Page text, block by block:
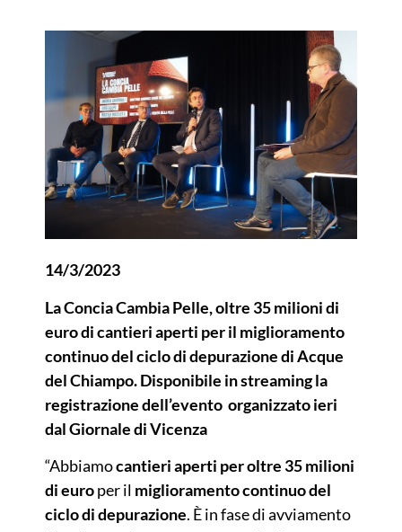
14/3/2023
La Concia Cambia Pelle, oltre 35 milioni di
euro di cantieri aperti per il miglioramento
continuo del ciclo di depurazione di Acque
del Chiampo. Disponibile in streaming la
registrazione dell’evento organizzato ieri
dal Giornale di Vicenza
“Abbiamocantieri aperti per oltre 35 milioni
di europer il miglioramento continuo del
ciclo di depurazione. È in fase di avviamento